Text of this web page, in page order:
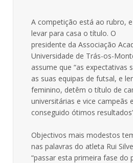
A competição está ao rubro,
levar para casa o título. O
presidente da Associação
Universidade de Trás-os-
assume que “as expectativas
as suas equipas de futsal, e
feminino, detêm o título de
universitárias e vice campeãs
conseguido ótimos
Objectivos mais modestos
nas palavras do atleta Rui
“passar esta primeira fase do